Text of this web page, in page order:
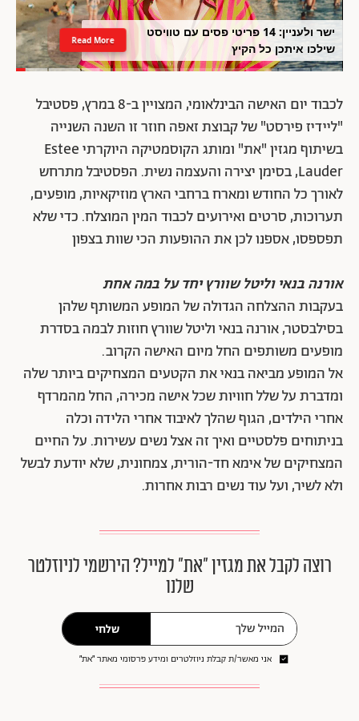
ישר ולעניין: 14 פריטי פסים עם טוויסט
שילכו איתכן כל הקיץ
Read More
לכבוד יום האישה הבינלאומי, המצויין ב-8 במרץ, פסטיבל
"ליידיז פירסט" של קבוצת זאפה חוזר זו השנה השנייה
בשיתוף מגזין "את" ומותג הקוסמטיקה היוקרתיEstee
Lauder, בסימן יצירה והעצמה נשית. הפסטיבל מתרחש
לאורך כל החודש ומארח ברחבי הארץ מוזיקאיות, מופעים,
תערוכות, סרטים ואירועים לכבוד המין המוצלח. כדי שלא
תפספסו, אספנו לכן את ההופעות הכי שוות בצפון
אורנה בנאי וליטל שוורץ יחד על במה אחת
בעקבות ההצלחה הגדולה של המופע המשותף שלהן
בסילבסטר, אורנה בנאי וליטל שוורץ חוזות לבמה בסדרת
מופעים משותפים החל מיום האישה הקרוב.
אל המופע מביאה בנאי את הקטעים המצחיקים ביותר שלה
ומדברת על שלל חוויות שכל אישה מכירה, החל מהמרדף
אחרי הילדים, הגוף שהלך לאיבוד אחרי הלידה וכלה
בניתוחים פלסטיים ואיך זה אצל נשים עשירות. על החיים
המצחיקים של אימא חד-הורית, צמחונית, שלא יודעת לבשל
ולא לשיר, ועל עוד נשים רבות אחרות.
רוצה לקבל את מגזין ״את״ למייל? הירשמי לניוזלטר
שלנו
שלחי
אני מאשר/ת קבלת ניוזלטרים ומידע פרסומי מאתר ״את״